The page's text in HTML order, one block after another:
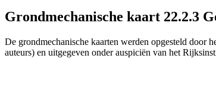
Grondmechanische kaart 22.2.3
De grondmechanische kaarten werden opgesteld door
auteurs) en uitgegeven onder auspiciën van het